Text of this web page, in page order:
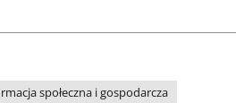
społeczna i gospodarcza